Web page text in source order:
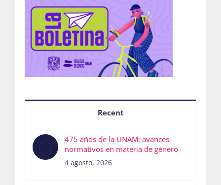
Recent
475 años de la UNAM: avances
normativos en materia de género
4 agosto, 2026